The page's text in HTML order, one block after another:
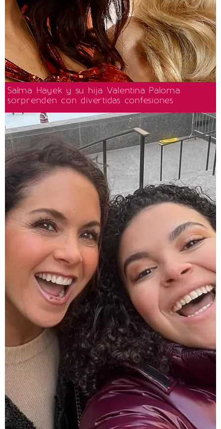
Salma Hayek y su hija Valentina Paloma
sorprenden con divertidas confesiones